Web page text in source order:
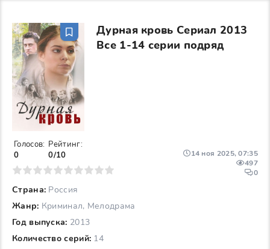
Дурная кровь Сериал 2013
Все 1-14 серии подряд
Страна: Россия
Жанр: Криминал, Мелодрама
Год выпуска: 2013
Количество серий: 14
14 ноя 2025, 07:35
497
0
Голосов:
0
Рейтинг:
0/10
7 8 9 10